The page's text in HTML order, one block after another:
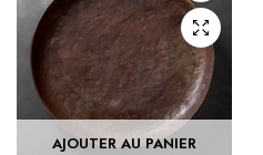
AJOUTER AU PANIER